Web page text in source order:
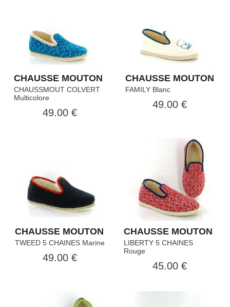
CHAUSSE MOUTON
CHAUSSMOUT COLVERT
Multicolore
49.00 €
CHAUSSE MOUTON
FAMILY Blanc
49.00 €
CHAUSSE MOUTON
TWEED 5 CHAINES Marine
49.00 €
CHAUSSE MOUTON
LIBERTY 5 CHAINES
Rouge
45.00 €